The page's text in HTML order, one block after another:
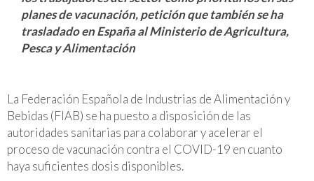
planes de vacunación, petición que también se ha
trasladado en España al Ministerio de Agricultura,
Pesca y Alimentación
La Federación Española de Industrias de Alimentación y
Bebidas (FIAB) se ha puesto a disposición de las
autoridades sanitarias para colaborar y acelerar el
proceso de vacunación contra el COVID-19 en cuanto
haya suficientes dosis disponibles.